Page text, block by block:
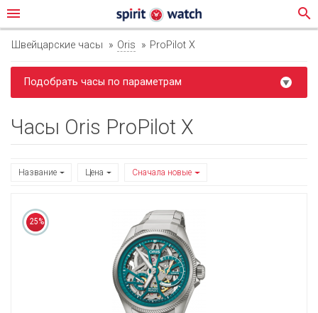
menu search
Швейцарские часы Oris ProPilot X
Подобрать часы по параметрам
Часы Oris ProPilot X
Название Цена Сначала новые
25%